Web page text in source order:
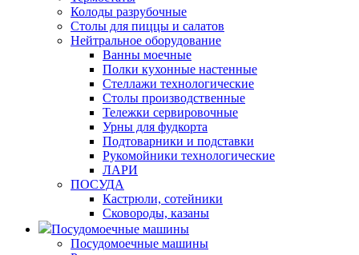
Колоды разрубочные
Столы для пиццы и салатов
Нейтральное оборудование
Ванны моечные
Полки кухонные настенные
Стеллажи технологические
Столы производственные
Тележки сервировочные
Урны для фудкорта
Подтоварники и подставки
Рукомойники технологические
ЛАРИ
ПОСУДА
Кастрюли, сотейники
Сковороды, казаны
Посудомоечные машины
Посудомоечные машины